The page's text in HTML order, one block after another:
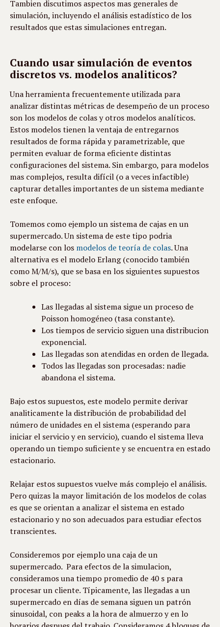
Tambien discutimos aspectos mas generales de
simulación, incluyendo el análisis estadístico de los
resultados que estas simulaciones entregan.
Cuando usar simulación de eventos
discretos vs. modelos analiticos?
Una herramienta frecuentemente utilizada para
analizar distintas métricas de desempeño de un proceso
son los modelos de colas y otros modelos analíticos.
Estos modelos tienen la ventaja de entregarnos
resultados de forma rápida y parametrizable, que
permiten evaluar de forma eficiente distintas
configuraciones del sistema. Sin embargo, para modelos
mas complejos, resulta difícil (o a veces infactible)
capturar detalles importantes de un sistema mediante
este enfoque.
Tomemos como ejemplo un sistema de cajas en un
supermercado. Un sistema de este tipo podria
modelarse con los modelos de teoría de colas. Una
alternativa es el modelo Erlang (conocido también
como M/M/s), que se basa en los siguientes supuestos
sobre el proceso:
Las llegadas al sistema sigue un proceso de
Poisson homogéneo (tasa constante).
Los tiempos de servicio siguen una distribucion
exponencial.
Las llegadas son atendidas en orden de llegada.
Todos las llegadas son procesadas: nadie
abandona el sistema.
Bajo estos supuestos, este modelo permite derivar
analiticamente la distribución de probabilidad del
número de unidades en el sistema (esperando para
iniciar el servicio y en servicio), cuando el sistema lleva
operando un tiempo suficiente y se encuentra en estado
estacionario.
Relajar estos supuestos vuelve más complejo el análisis.
Pero quizas la mayor limitación de los modelos de colas
es que se orientan a analizar el sistema en estado
estacionario y no son adecuados para estudiar efectos
transcientes.
Consideremos por ejemplo una caja de un
supermercado.  Para efectos de la simulacion,
consideramos una tiempo promedio de 40 s para
procesar un cliente. Típicamente, las llegadas a un
supermercado en días de semana siguen un patrón
sinusoidal, con peaks a la hora de almuerzo y en lo